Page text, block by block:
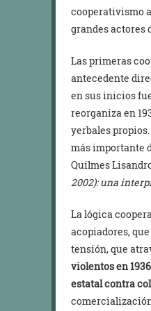
cooperativismo
grandes actores
Las primeras
antecedente
en sus inicios
reorganiza en
yerbales
más importante
Quilmes
2002): una
La lógica
acopiadores,
tensión, que
violentos en
estatal contra